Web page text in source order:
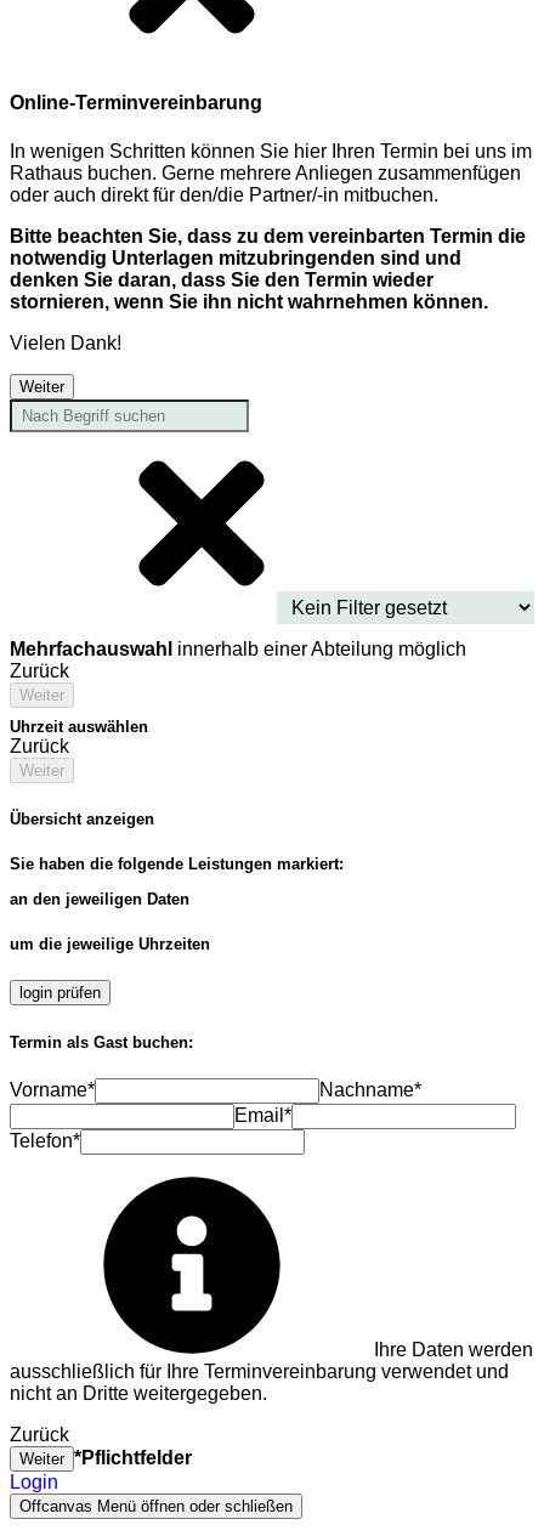
Online-Terminvereinbarung
In wenigen Schritten können Sie hier Ihren Termin bei uns im
Rathaus buchen. Gerne mehrere Anliegen zusammenfügen
oder auch direkt für den/die Partner/-in mitbuchen.
Bitte beachten Sie, dass zu dem vereinbarten Termin die
notwendig Unterlagen mitzubringenden sind und
denken Sie daran, dass Sie den Termin wieder
stornieren, wenn Sie ihn nicht wahrnehmen können.
Vielen Dank!
Weiter
Mehrfachauswahl innerhalb einer Abteilung möglich
Zurück
Weiter
Uhrzeit auswählen
Zurück
Weiter
Übersicht anzeigen
Sie haben die folgende Leistungen markiert:
an den jeweiligen Daten
um die jeweilige Uhrzeiten
login prüfen
Termin als Gast buchen:
Vorname*
Nachname*
Email*
Telefon*
Ihre Daten werden
ausschließlich für Ihre Terminvereinbarung verwendet und
nicht an Dritte weitergegeben.
Zurück
Weiter *Pflichtfelder
Login
Offcanvas Menü öffnen oder schließen